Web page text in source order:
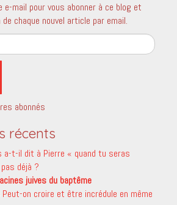
mail pour vous abonner à ce blog et
chaque nouvel article par email.
abonnés
récents
a-t-il dit à Pierre « quand tu seras
déjà ?
juives du baptême
Peut-on croire et être incrédule en même